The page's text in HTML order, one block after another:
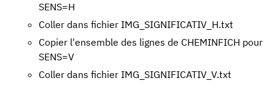
SENS=H
Coller dans fichier IMG_SIGNIFICATIV_H.txt
Copier l'ensemble des lignes de CHEMINFICH pour
SENS=V
Coller dans fichier IMG_SIGNIFICATIV_V.txt